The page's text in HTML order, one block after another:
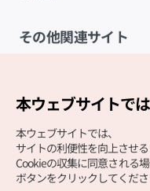
その他関連サイト
本ウェブサイトで
本ウェブサイトでは、
サイトの利便性を向上させ
Cookieの収集に同意される場
ボタンをクリックしてくださ